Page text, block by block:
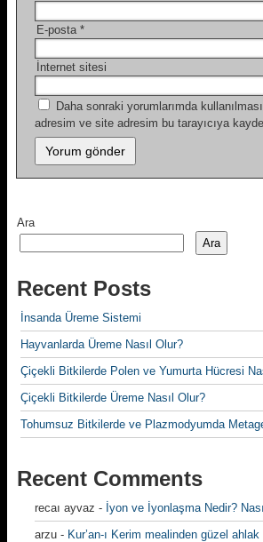
E-posta *
İnternet sitesi
Daha sonraki yorumlarımda
adresim ve site adresim bu tarayıcıya
Ara
Ara
Recent Posts
İnsanda Üreme Sistemi
Hayvanlarda Üreme Nasıl Olur?
Çiçekli Bitkilerde Polen ve Yumurta Hücresi
Çiçekli Bitkilerde Üreme Nasıl Olur?
Tohumsuz Bitkilerde ve Plazmodyumda
Recent Comments
recaı ayvaz - İyon ve İyonlaşma Nedir?
arzu - Kur’an-ı Kerim mealinden güzel